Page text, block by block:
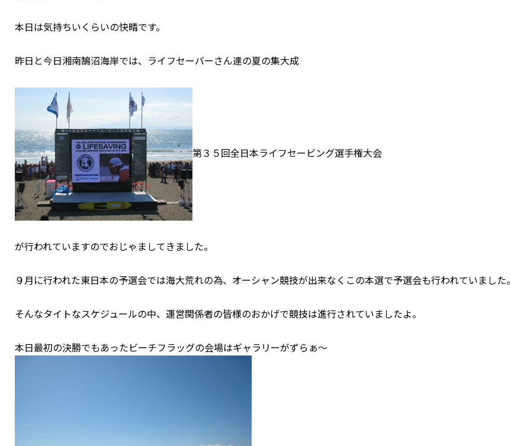
本日は気持ちいくらいの快晴です。
昨日と今日湘南鵠沼海岸では、ライフセーバーさん達の夏の集大成
第３５回全日本ライフセービング選手権大会
が行われていますのでおじゃましてきました。
９月に行われた東日本の予選会では海大荒れの為、オーシャン競技が出来なくこの本選で予選会も行われていました。
そんなタイトなスケジュールの中、運営関係者の皆様のおかげで競技は進行されていましたよ。
本日最初の決勝でもあったビーチフラッグの会場はギャラリーがずらぁ～